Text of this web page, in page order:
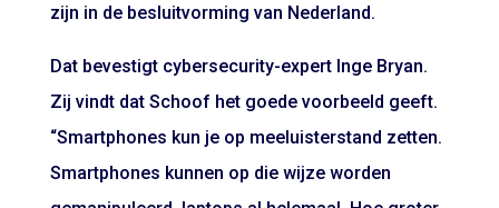
zijn in de besluitvorming van Nederland.
Dat bevestigt cybersecurity-expert Inge Bryan.
Zij vindt dat Schoof het goede voorbeeld geeft.
“Smartphones kun je op meeluisterstand zetten.
Smartphones kunnen op die wijze worden